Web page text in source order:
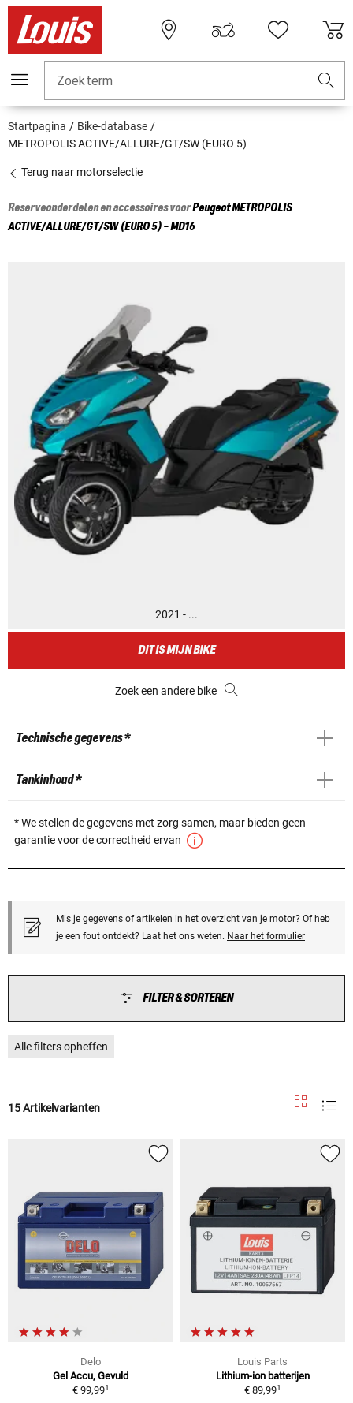
Zoekterm
Startpagina
Bike-database
METROPOLIS ACTIVE/ALLURE/GT/SW (EURO 5)
Terug naar motorselectie
Reserveonderdelen en accessoires voorPeugeotMETROPOLIS
ACTIVE/ALLURE/GT/SW (EURO 5) - MD16
2021 - ...
DIT IS MIJN BIKE
Zoek een andere bike
Technische gegevens *
Tankinhoud *
* We stellen de gegevens met zorg samen, maar bieden geen
garantie voor de correctheid ervan
Mis je gegevens of artikelen in het overzicht van je motor? Of heb
je een fout ontdekt? Laat het ons weten. Naar het formulier
FILTER & SORTEREN
Alle filters opheffen
15 Artikelvarianten
Delo
Gel Accu, Gevuld
€ 99,991
Louis Parts
Lithium-ion batterijen
€ 89,991